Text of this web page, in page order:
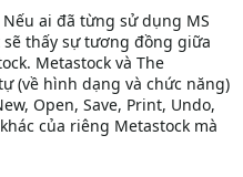
ai đã từng sử dụng MS
sẽ thấy sự tương đồng giữa
Metastock và The
(về hình dạng và chức năng)
Open, Save, Print, Undo,
của riêng Metastock mà